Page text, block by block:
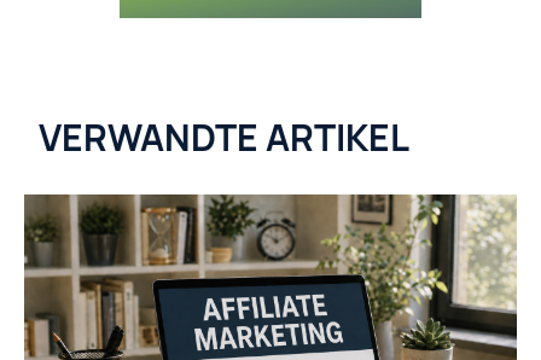
VERWANDTE ARTIKEL